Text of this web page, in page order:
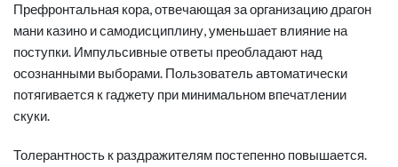
Префронтальная кора, отвечающая за организацию драгон
мани казино и самодисциплину, уменьшает влияние на
поступки. Импульсивные ответы преобладают над
осознанными выборами. Пользователь автоматически
потягивается к гаджету при минимальном впечатлении
скуки.
Толерантность к раздражителям постепенно повышается.